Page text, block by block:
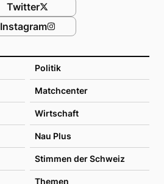
Politik
Matchcenter
Wirtschaft
Nau Plus
Stimmen der Schweiz
Themen
Twitter
Instagram